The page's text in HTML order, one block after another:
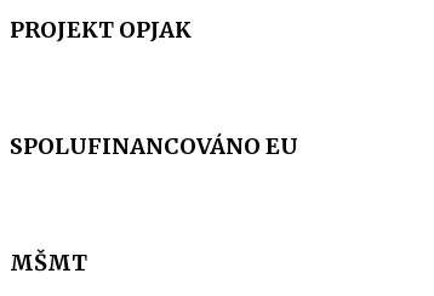
PROJEKT OPJAK
SPOLUFINANCOVÁNO EU
MŠMT